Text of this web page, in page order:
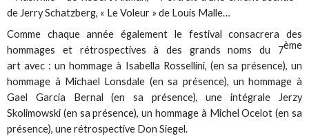
de Jerry Schatzberg, « Le Voleur » de Louis Malle…
Comme chaque année également le festival consacrera des
hommages et rétrospectives à des grands noms du 7ème
art avec : un hommage à Isabella Rossellini, (en sa présence), un
hommage à Michael Lonsdale (en sa présence), un hommage à
Gael Garcia Bernal (en sa présence), une intégrale Jerzy
Skolimowski (en sa présence), un hommage à Michel Ocelot (en sa
présence), une rétrospective Don Siegel.